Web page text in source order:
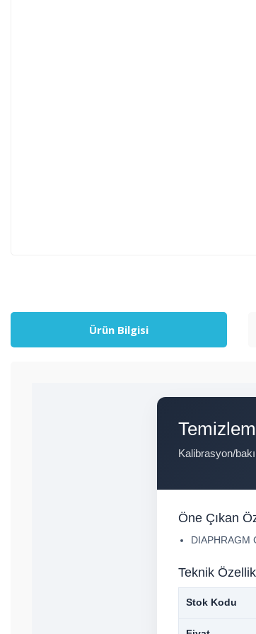
Ürün Bilgisi
Kalibrasyon/
Öne Çıkan
DIAPHRAGM
Teknik
Stok Kodu